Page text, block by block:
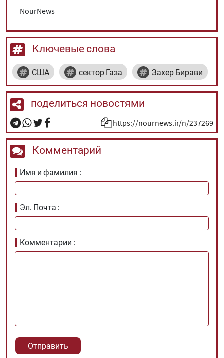
NourNews
Ключевые слова
США сектор Газа Захер Бирави
поделиться новостями
https://nournews.ir/n/237269
Комментарий
Имя и фамилия
Эл. Почта
Комментарии